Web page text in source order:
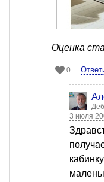
Оценка
0
3 июля